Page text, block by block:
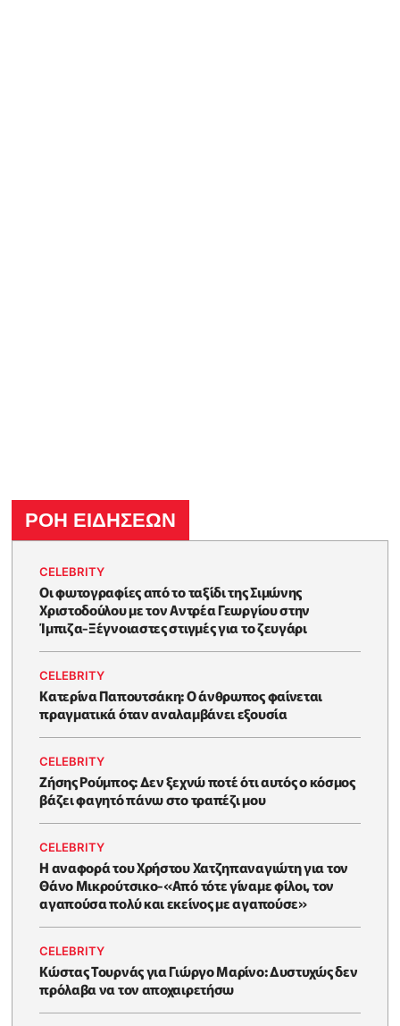
ΡΟΗ ΕΙΔΗΣΕΩΝ
CELEBRITY
Οι φωτογραφίες από το ταξίδι της Σιμώνης
Χριστοδούλου με τον Αντρέα Γεωργίου στην
Ίμπιζα-Ξέγνοιαστες στιγμές για το ζευγάρι
CELEBRITY
Κατερίνα Παπουτσάκη: Ο άνθρωπος φαίνεται
πραγματικά όταν αναλαμβάνει εξουσία
CELEBRITY
Ζήσης Ρούμπος: Δεν ξεχνώ ποτέ ότι αυτός ο κόσμος
βάζει φαγητό πάνω στο τραπέζι μου
CELEBRITY
Η αναφορά του Χρήστου Χατζηπαναγιώτη για τον
Θάνο Μικρούτσικο-«Από τότε γίναμε φίλοι, τον
αγαπούσα πολύ και εκείνος με αγαπούσε»
CELEBRITY
Κώστας Τουρνάς για Γιώργο Μαρίνο: Δυστυχώς δεν
πρόλαβα να τον αποχαιρετήσω